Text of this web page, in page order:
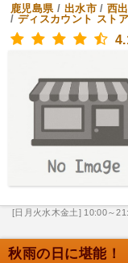
鹿児島県/ 出水市/西
/ ディスカウント ストア
[日月火水木金土] 10:00～
秋雨の日に堪能！